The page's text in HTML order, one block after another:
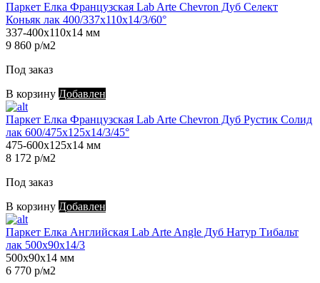
Паркет Елка Французская Lab Arte Chevron Дуб Селект
Коньяк лак 400/337х110х14/3/60°
337-400х110х14 мм
9 860 р/м2
Под заказ
В корзину Добавлен
Паркет Елка Французская Lab Arte Chevron Дуб Рустик Солид
лак 600/475х125х14/3/45°
475-600х125х14 мм
8 172 р/м2
Под заказ
В корзину Добавлен
Паркет Елка Английская Lab Arte Angle Дуб Натур Тибальт
лак 500х90х14/3
500х90х14 мм
6 770 р/м2